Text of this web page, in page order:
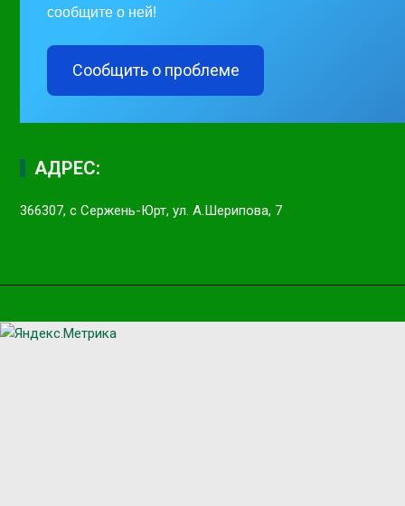
сообщите о ней!
Сообщить о проблеме
АДРЕС:
366307, с Сержень-Юрт, ул. А.Шерипова, 7